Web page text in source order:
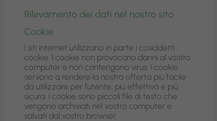
Rilevamento dei dati nel nostro sito
Cookie
I siti internet utilizzano in parte i cosiddetti
cookie. I cookie non provocano danni al vostro
computer e non contengono virus. I cookie
servono a rendere la nostra offerta più facile
da utilizzare per l’utente, più effettiva e più
sicura. I cookie sono piccoli file di testo che
vengono archiviati nel vostro computer e
salvati dal vostro browser.